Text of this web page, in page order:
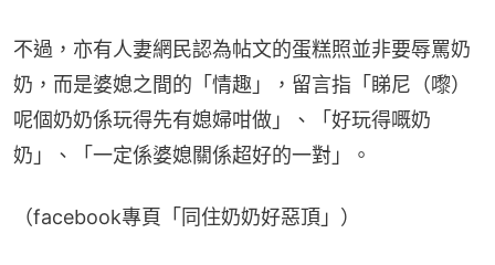
不過，亦有人妻網民認為帖文的蛋糕照並非要辱罵奶
奶，而是婆媳之間的「情趣」，留言指「睇尼（嚟）
呢個奶奶係玩得先有媳婦咁做」、「好玩得嘅奶
奶」、「一定係婆媳關係超好的一對」。
（facebook專頁「同住奶奶好惡頂」）